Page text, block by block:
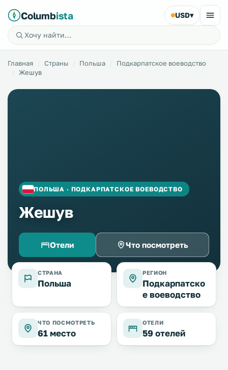
Columbista USD▾
Главная Страны Польша
Подкарпатское воеводство
Жешув
ПОЛЬША · ПОДКАРПАТСКОЕ ВОЕВОДСТВО
Жешув
Отели Что посмотреть
СТРАНА
Польша
РЕГИОН
Подкарпатско
е воеводство
ЧТО ПОСМОТРЕТЬ
61 место
ОТЕЛИ
59 отелей